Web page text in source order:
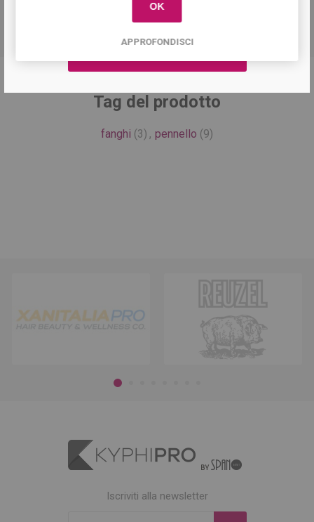
Pennello per trattamenti fanghi. Larghezza 4cm
Tag del prodotto
fanghi (3) , pennello (9)
Iscriviti alla newsletter
OK
APPROFONDISCI